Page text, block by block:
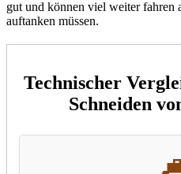
gut und können viel weiter fahren
auftanken müssen.
Technischer
Schneiden